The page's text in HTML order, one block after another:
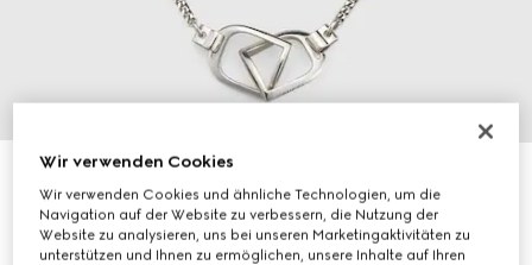
Gucci Staffa Halskette mit Anhänger
€ 470
Wir verwenden Cookies
Wir verwenden Cookies und ähnliche Technologien, um die
Navigation auf der Website zu verbessern, die Nutzung der
Website zu analysieren, uns bei unseren Marketingaktivitäten zu
unterstützen und Ihnen zu ermöglichen, unsere Inhalte auf Ihren